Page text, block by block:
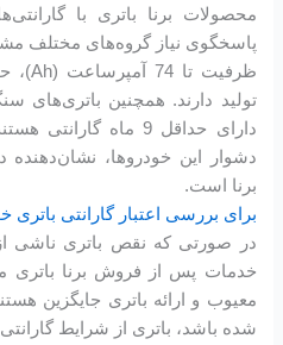
محصولات برنا باتری با
پاسخگوی نیاز گروه‌های مختلف
تولید دارند. همچنین باتری‌های
دارای حداقل 9 ماه
دشوار این خودروها،
برنا است.
برای بررسی اعتبار گارانتی باتری
در صورتی که نقص باتری ناشی از
خدمات پس از فروش برنا باتری
معیوب و ارائه باتری جایگزین
شده باشد، باتری از شرایط